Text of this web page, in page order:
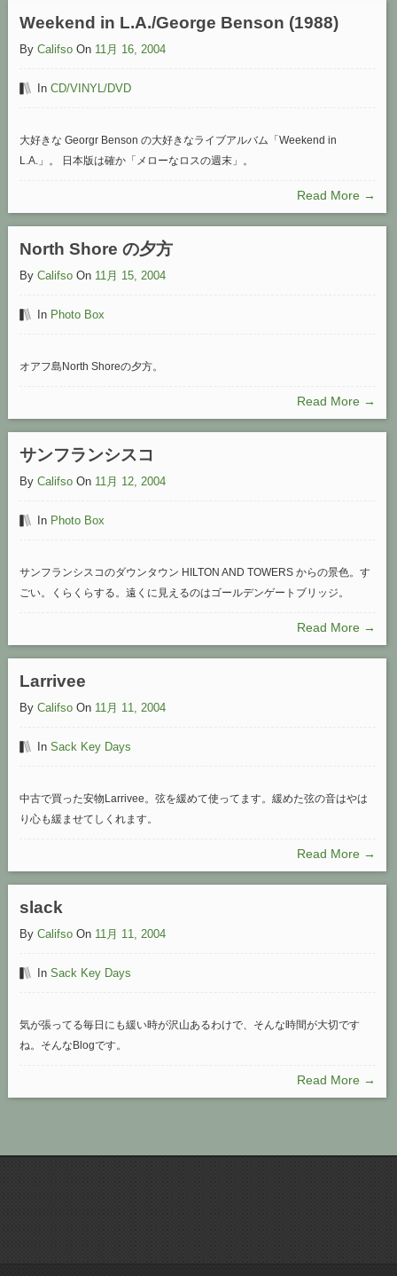
Weekend in L.A./George Benson (1988)
By Califso On 11月 16, 2004
In CD/VINYL/DVD
大好きな Georgr Benson の大好きなライブアルバム「Weekend in
L.A.」。 日本版は確か「メローなロスの週末」。
Read More →
North Shore の夕方
By Califso On 11月 15, 2004
In Photo Box
オアフ島North Shoreの夕方。
Read More →
サンフランシスコ
By Califso On 11月 12, 2004
In Photo Box
サンフランシスコのダウンタウン HILTON AND TOWERS からの景色。す
ごい。くらくらする。遠くに見えるのはゴールデンゲートブリッジ。
Read More →
Larrivee
By Califso On 11月 11, 2004
In Sack Key Days
中古で買った安物Larrivee。弦を緩めて使ってます。緩めた弦の音はやは
り心も緩ませてしくれます。
Read More →
slack
By Califso On 11月 11, 2004
In Sack Key Days
気が張ってる毎日にも緩い時が沢山あるわけで、そんな時間が大切です
ね。そんなBlogです。
Read More →